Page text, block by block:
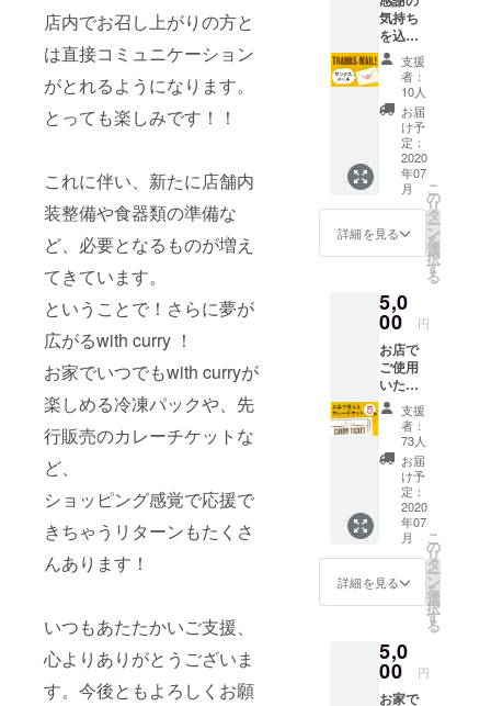
店内でお召し上がりの方と
は直接コミュニケーション
がとれるようになります。
とっても楽しみです！！
これに伴い、新たに店舗内
装整備や食器類の準備な
ど、必要となるものが増え
てきています。
ということで！さらに夢が
広がるwith curry ！
お家でいつでもwith curryが
楽しめる冷凍パックや、先
行販売のカレーチケットな
ど、
ショッピング感覚で応援で
きちゃうリターンもたくさ
んあります！
いつもあたたかいご支援、
心よりありがとうございま
す。今後ともよろしくお願
気持ち
を込め
てたサ
ンクス
メール
と、オ
リジナ
ルス
テッ
カーを
お届け
しま
す。
支援
者：
10人
お届
け予
定：
2020
年07
月
詳細を見る
こ
の
リ
タ
ー
ン
を
選
択
す
る
5,0
00 円
お店で
ご使用
いただ
けるモ
バイル
カレー
チケッ
ト5枚
（7500
円相
当）
と、心
を込め
たサン
クス
リジナ
ルス
テッ
カーを
支援
者：
73人
お届
け予
定：
2020
年07
月
詳細を見る
こ
の
リ
タ
ー
ン
を
選
択
す
る
5,0
00 円
お家で